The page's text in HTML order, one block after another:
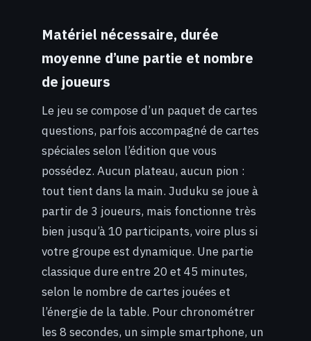
Matériel nécessaire, durée
moyenne d’une partie et nombre
de joueurs
Le jeu se compose d’un paquet de cartes
questions, parfois accompagné de cartes
spéciales selon l’édition que vous
possédez. Aucun plateau, aucun pion :
tout tient dans la main. Juduku se joue à
partir de 3 joueurs, mais fonctionne très
bien jusqu’à 10 participants, voire plus si
votre groupe est dynamique. Une partie
classique dure entre 20 et 45 minutes,
selon le nombre de cartes jouées et
l’énergie de la table. Pour chronométrer
les 8 secondes, un simple smartphone, un